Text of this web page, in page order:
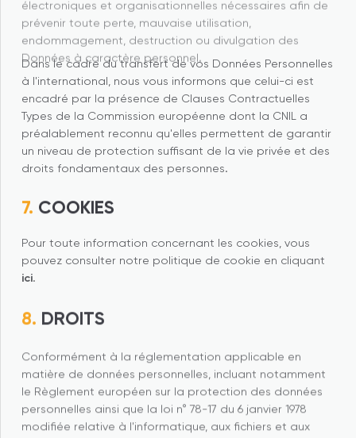
prévenir toute perte, mauvaise utilisation,
endommagement, destruction ou divulgation des
Données à caractère personnel.
Dans le cadre du transfert de vos Données Personnelles
à l'international, nous vous informons que celui-ci est
encadré par la présence de Clauses Contractuelles
Types de la Commission européenne dont la CNIL a
préalablement reconnu qu'elles permettent de garantir
un niveau de protection suffisant de la vie privée et des
droits fondamentaux des personnes.
COOKIES
Pour toute information concernant les cookies, vous
pouvez consulter notre politique de cookie en cliquant
ici.
DROITS
Conformément à la réglementation applicable en
matière de données personnelles, incluant notamment
le Règlement européen sur la protection des données
personnelles ainsi que la loi n° 78-17 du 6 janvier 1978
modifiée relative à l'informatique, aux fichiers et aux